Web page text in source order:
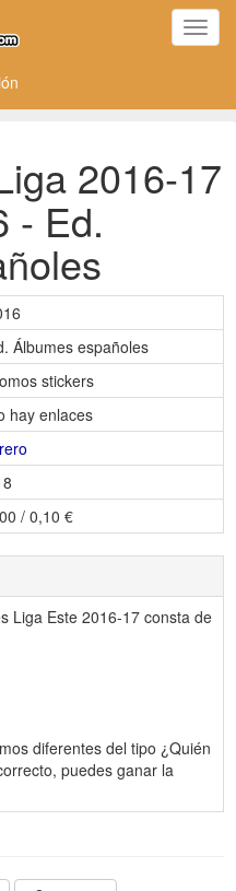
2016-17
- Ed.
Álbumes españoles
stickers
hay enlaces
/ 0,10 €
Liga Este 2016-17 consta de
diferentes del tipo ¿Quién
puedes ganar la